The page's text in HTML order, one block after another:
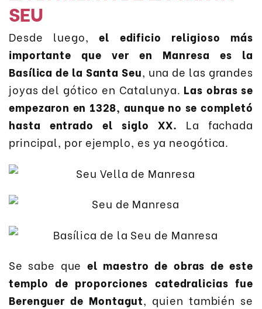
SEU
Desde luego,el edificio religioso más
importante que ver en Manresa es la
Basílica de la Santa Seu, una de las grandes
joyas del gótico en Catalunya. Las obras se
empezaron en 1328, aunque no se completó
hasta entrado el siglo XX. La fachada
principal, por ejemplo, es ya neogótica.
Se sabe que el maestro de obras de este
templo de proporciones catedralicias fue
Berenguer de Montagut, quien también se